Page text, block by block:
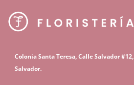
Colonia Santa Teresa, Calle Salvador #12,
Salvador.